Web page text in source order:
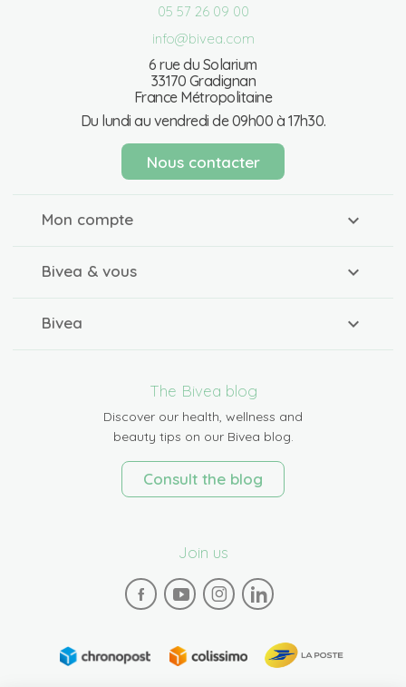
05 57 26 09 00
info@bivea.com
6 rue du Solarium
33170 Gradignan
France Métropolitaine
Du lundi au vendredi de 09h00 à 17h30.
Nous contacter
Mon compte
Bivea & vous
Bivea
The Bivea blog
Discover our health, wellness and
beauty tips on our Bivea blog.
Consult the blog
Join us